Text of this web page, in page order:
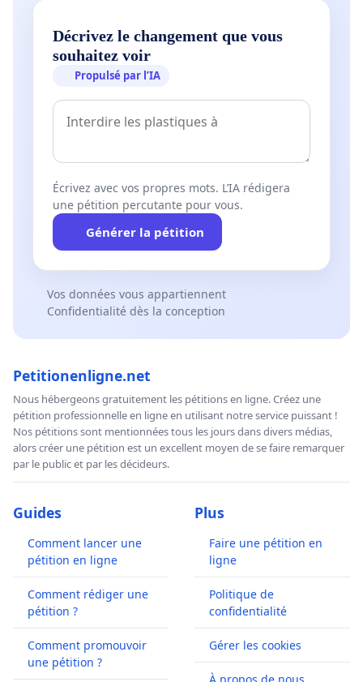
Décrivez le changement que vous
souhaitez voir
Propulsé par l’IA
Écrivez avec vos propres mots. L’IA rédigera
une pétition percutante pour vous.
Générer la pétition
Vos données vous appartiennent
Confidentialité dès la conception
Petitionenligne.net
Nous hébergeons gratuitement les pétitions en ligne. Créez une
pétition professionnelle en ligne en utilisant notre service puissant !
Nos pétitions sont mentionnées tous les jours dans divers médias,
alors créer une pétition est un excellent moyen de se faire remarquer
par le public et par les décideurs.
Guides
Comment lancer une
pétition en ligne
Comment rédiger une
pétition ?
Comment promouvoir
une pétition ?
Plus
Faire une pétition en
ligne
Politique de
confidentialité
Gérer les cookies